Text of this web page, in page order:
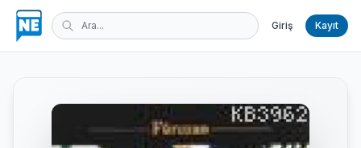
Giriş Kayıt